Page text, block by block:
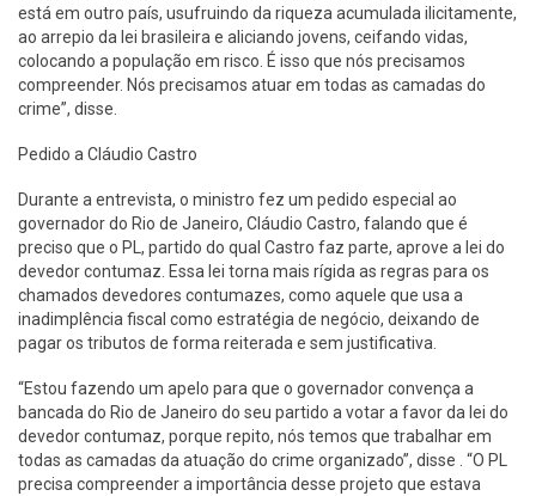
está em outro país, usufruindo da riqueza acumulada ilicitamente,
ao arrepio da lei brasileira e aliciando jovens, ceifando vidas,
colocando a população em risco. É isso que nós precisamos
compreender. Nós precisamos atuar em todas as camadas do
crime”, disse.
Pedido a Cláudio Castro
Durante a entrevista, o ministro fez um pedido especial ao
governador do Rio de Janeiro, Cláudio Castro, falando que é
preciso que o PL, partido do qual Castro faz parte, aprove a lei do
devedor contumaz. Essa lei torna mais rígida as regras para os
chamados devedores contumazes, como aquele que usa a
inadimplência fiscal como estratégia de negócio, deixando de
pagar os tributos de forma reiterada e sem justificativa.
“Estou fazendo um apelo para que o governador convença a
bancada do Rio de Janeiro do seu partido a votar a favor da lei do
devedor contumaz, porque repito, nós temos que trabalhar em
todas as camadas da atuação do crime organizado”, disse . “O PL
precisa compreender a importância desse projeto que estava